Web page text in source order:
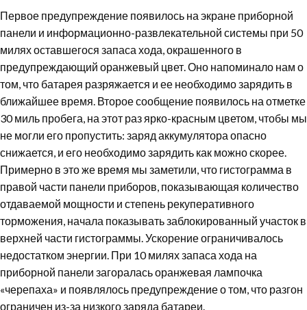
Первое предупреждение появилось на экране приборной
панели и информационно-развлекательной системы при 50
милях оставшегося запаса хода, окрашенного в
предупреждающий оранжевый цвет. Оно напоминало нам о
том, что батарея разряжается и ее необходимо зарядить в
ближайшее время. Второе сообщение появилось на отметке
30 миль пробега, на этот раз ярко-красным цветом, чтобы мы
не могли его пропустить: заряд аккумулятора опасно
снижается, и его необходимо зарядить как можно скорее.
Примерно в это же время мы заметили, что гистограмма в
правой части панели приборов, показывающая количество
отдаваемой мощности и степень рекуперативного
торможения, начала показывать заблокированный участок в
верхней части гистограммы. Ускорение ограничивалось
недостатком энергии. При 10 милях запаса хода на
приборной панели загоралась оранжевая лампочка
«черепаха» и появлялось предупреждение о том, что разгон
ограничен из-за низкого заряда батареи.